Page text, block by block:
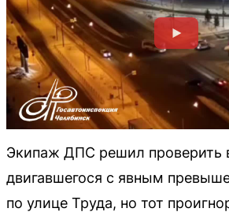
Экипаж ДПС решил проверить
двигавшегося с явным
по улице Труда, но тот